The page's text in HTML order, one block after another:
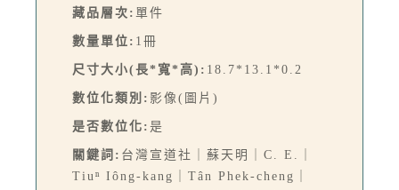
藏品層次: 單件
數量單位: 1冊
尺寸大小(長*寬*高): 18.7*13.1*0.2
數位化類別: 影像(圖片)
是否數位化: 是
關鍵詞: 台灣宣道社｜蘇天明｜C. E.｜
Tiuⁿ Iông-kang｜Tân Phek-cheng｜